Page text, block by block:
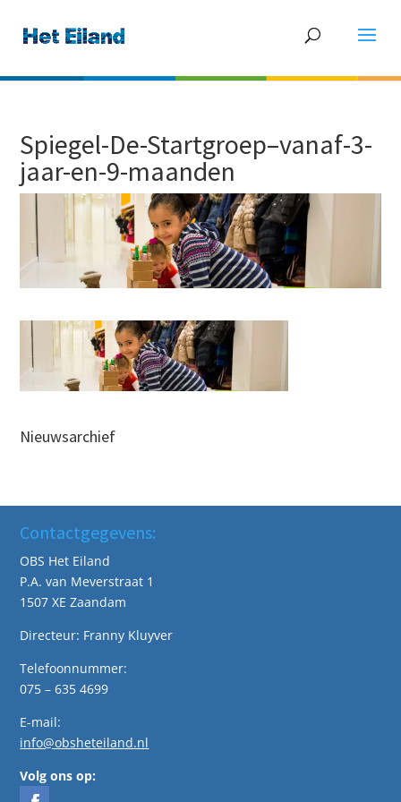
Spiegel-De-Startgroep–vanaf-3-
jaar-en-9-maanden
Nieuwsarchief
Contactgegevens:
OBS Het Eiland
P.A. van Meverstraat 1
1507 XE Zaandam
Directeur: Franny Kluyver
Telefoonnummer:
075 – 635 4699
E-mail:
info@obsheteiland.nl
Volg ons op: